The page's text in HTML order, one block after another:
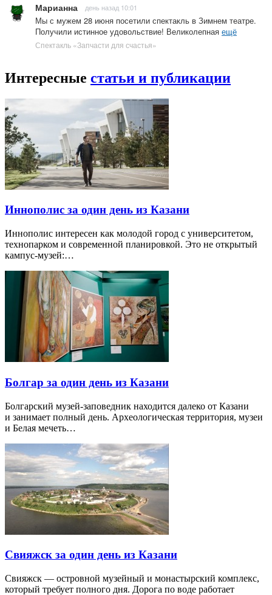
Марианна день назад 10:01
Мы с мужем 28 июня посетили спектакль в Зимнем театре.
Получили истинное удовольствие! Великолепная ещё
Спектакль «Запчасти для счастья»
Интересные статьи и публикации
Иннополис за один день из Казани
Иннополис интересен как молодой город с университетом,
технопарком и современной планировкой. Это не открытый
кампус-музей:…
Болгар за один день из Казани
Болгарский музей-заповедник находится далеко от Казани
и занимает полный день. Археологическая территория, музеи
и Белая мечеть…
Свияжск за один день из Казани
Свияжск — островной музейный и монастырский комплекс,
который требует полного дня. Дорога по воде работает